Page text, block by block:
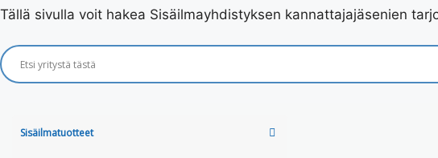
Tällä sivulla voit hakea Sisäilmayhdistyksen kannattajajäsenien
Sisäilmatuotteet